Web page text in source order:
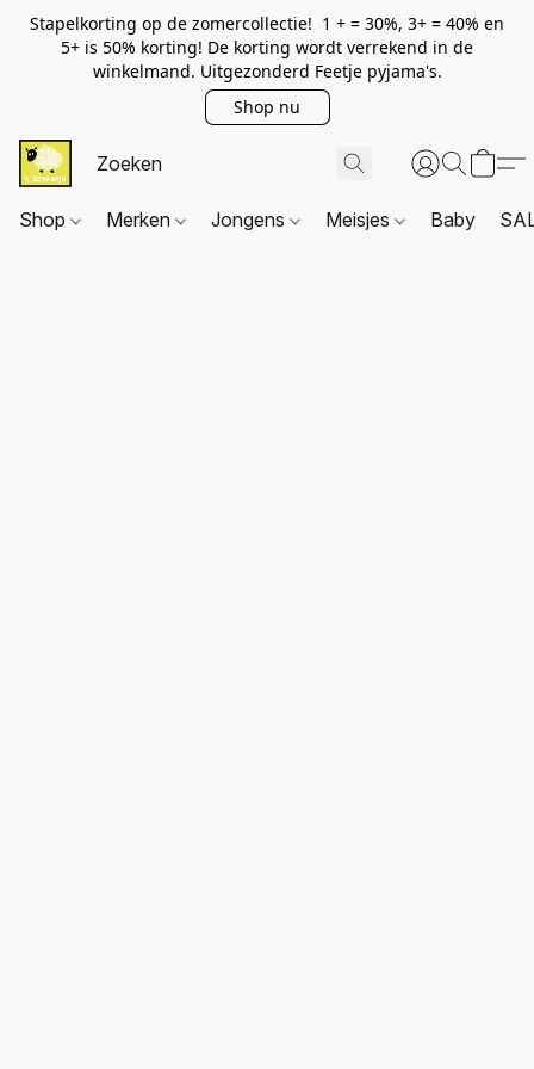
Stapelkorting op de zomercollectie! 1 + = 30%, 3+ = 40% en
5+ is 50% korting! De korting wordt verrekend in de
winkelmand. Uitgezonderd Feetje pyjama's.
Shop nu
Shop Merken Jongens Meisjes Baby